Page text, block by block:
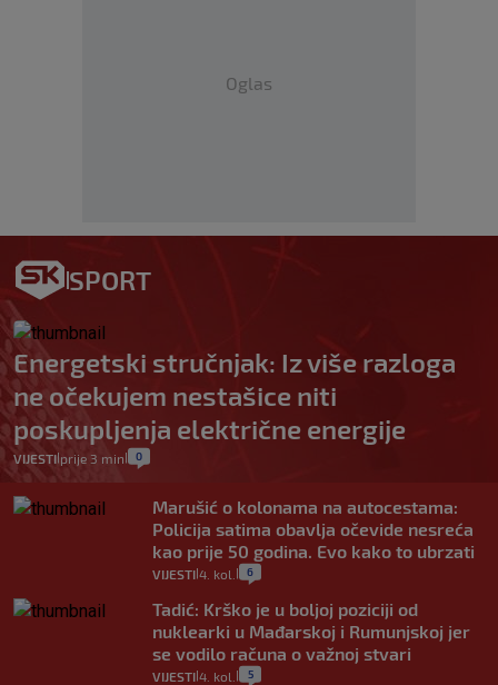
Oglas
SPORT
Energetski stručnjak: Iz više razloga
ne očekujem nestašice niti
poskupljenja električne energije
VIJESTI| prije 3 min 0
Marušić o kolonama na autocestama:
Policija satima obavlja očevide nesreća
kao prije 50 godina. Evo kako to ubrzati
VIJESTI 4. kol. 6
Tadić: Krško je u boljoj poziciji od
nuklearki u Mađarskoj i Rumunjskoj jer
se vodilo računa o važnoj stvari
VIJESTI 4. kol. 5